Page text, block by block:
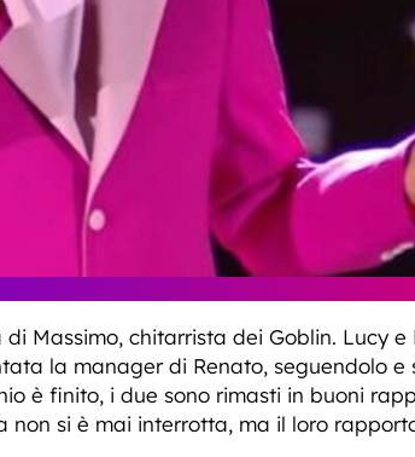
di Massimo, chitarrista dei Goblin. Lucy e
la manager di Renato, seguendolo
è finito, i due sono rimasti in buoni
si è mai interrotta, ma il loro